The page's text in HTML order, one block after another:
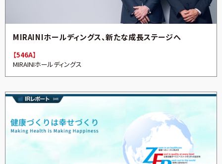
MIRAINIホールディングス、新たな成長ステージへ
【546A】
MIRAINIホールディングス